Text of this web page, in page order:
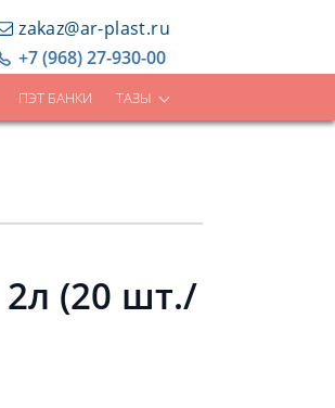
zakaz@ar-plast.ru
+7 (968) 27-930-00
ПЭТ БАНКИ ТАЗЫ
(20 шт./